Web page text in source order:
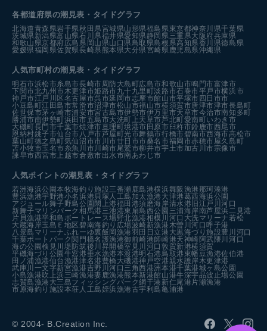
各都道府県の潮見表 ・タイドグラフ
北海道青森県岩手県秋田県宮城県山形県福島県東京都神奈川県千葉県
茨城県新潟県富山県石川県福井県愛知県静岡県三重県大阪府兵庫県
和歌山県京都府広島県 岡山県山口県鳥取県島根県高知県香川県徳島県
愛媛県福岡県佐賀県長崎県熊本県大分県宮崎県鹿児島県沖縄県
人気市町村の潮見表・タイドグラフ
明石市浜松市糸島市長崎市周防大島町広島市和歌山市鳴門市富津市
下関市北九州市木更津市姫路市九十九里町淡路市石巻市平戸市横浜市
神戸市江戸川区 名古屋市呉市延岡市志摩市館山市平塚市 四日市市
小豆島町江田島市常滑市沼津市松山市福山市横須賀市唐津市津市長島町
佐世保市茅ヶ崎市浦安市宮古島市伊勢市伊万里市天草市今治市南知多町
勝浦市南伊勢町浜田市五島市大洗町 上天草市芦北町愛南町いわき市
大磯町長門市千葉市焼津市亘理町境港市 田原市 臼杵市鈴鹿市西尾市
恩納村銚子市仙台市八戸市芦屋町光市舞鶴市行橋市碧南市西海市高松市
葉山町徳之島町気仙沼市市川市廿日市市桑名市福岡市赤穂市屋久島町
苫小牧市玉名市糸魚川市川崎市尾鷲市柳井市宇土市加古川市宗像市
諫早市西宮市 上越市倉敷市出水市南あわじ市
人気ポイントの潮見表・タイドグラフ
若洲海浜公園本牧海釣り施設三番瀬 鹿島港横浜舞阪漁港 那珂湊港
豊浜漁港宇野港小名浜港 貝塚人工島 加太漁港 大津港葛西海浜公園
アジュール舞子野島公園 閖上港福田港須磨海岸清水港 旧江戸川河口
新舞子マリンパーク 相馬港 三池港東扇島西公園 三浦海岸南芦屋浜二見港
片貝漁港平和島ボートレース場野北漁港相模川河口 大洗マリーナ若松
大蔵海岸玉島Ｅ地区 碧南海釣り広場波崎新漁港木曽川河口 呼子港
八景島マリーナふれーゆ裏飯岡漁港羽田 日立港 大黒海づり施設豊川河口
千葉ポートパーク 関門橋名護漁港御前崎港師崎港天神崎 阿武隈川河口
海の公園検見川堤防筑後川昇開橋室見川河口敦賀新港横須賀
平磯海づり公園 牛窓港垂水漁港本渡港明石港鳥取港 東幡豆漁港佐伯港
田ノ浦漁港仙台漁港津名港 豊橋 大磯港神戸空港親水護岸木更津港
武庫川一文字新宮漁港吉野川河口 三角西港洲本港千葉港城ヶ島公園
小島漁港吹上浜三崎漁港妻鹿漁港熊本新港館山港牛深宇品波止場公園
志賀島漁港 大三島フィッシングパーク網干港 新仁尾港 片瀬漁港
市原海釣り施設本荘人工島姪浜漁港古宇利島亀浦港
© 2004- B.Creation Inc.